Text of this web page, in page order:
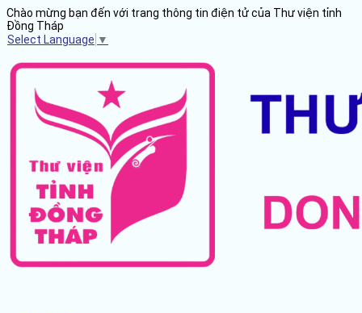
Chào mừng bạn đến với trang thông tin điện tử của Thư viện tỉnh
Đồng Tháp
Select Language ▼